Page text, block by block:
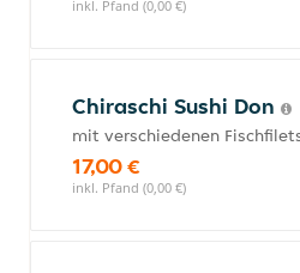
inkl. Pfand (0,00 €)
Chiraschi Sushi Don
mit verschiedenen
17,00 €
inkl. Pfand (0,00 €)